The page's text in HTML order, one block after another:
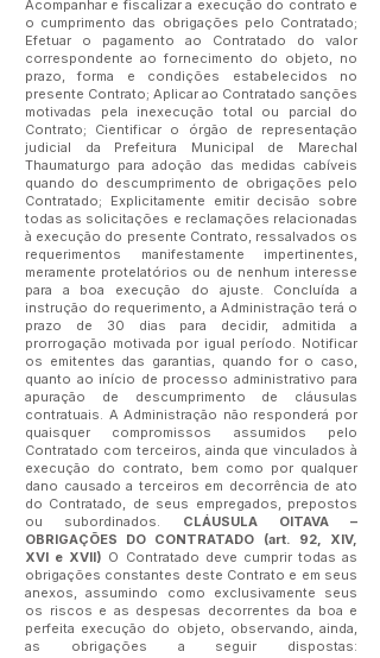
Acompanhar e fiscalizar a execução do contrato e
o cumprimento das obrigações pelo Contratado;
Efetuar o pagamento ao Contratado do valor
correspondente ao fornecimento do objeto, no
prazo, forma e condições estabelecidos no
presente Contrato; Aplicar ao Contratado sanções
motivadas pela inexecução total ou parcial do
Contrato; Cientificar o órgão de representação
judicial da Prefeitura Municipal de Marechal
Thaumaturgo para adoção das medidas cabíveis
quando do descumprimento de obrigações pelo
Contratado; Explicitamente emitir decisão sobre
todas as solicitações e reclamações relacionadas
à execução do presente Contrato, ressalvados os
requerimentos manifestamente impertinentes,
meramente protelatórios ou de nenhum interesse
para a boa execução do ajuste. Concluída a
instrução do requerimento, a Administração terá o
prazo de 30 dias para decidir, admitida a
prorrogação motivada por igual período. Notificar
os emitentes das garantias, quando for o caso,
quanto ao início de processo administrativo para
apuração de descumprimento de cláusulas
contratuais. A Administração não responderá por
quaisquer compromissos assumidos pelo
Contratado com terceiros, ainda que vinculados à
execução do contrato, bem como por qualquer
dano causado a terceiros em decorrência de ato
do Contratado, de seus empregados, prepostos
ou subordinados.
CLÁUSULA OITAVA –
OBRIGAÇÕES DO CONTRATADO (art. 92, XIV,
XVI e XVII) O Contratado deve cumprir todas as
obrigações constantes deste Contrato e em seus
anexos, assumindo como exclusivamente seus
os riscos e as despesas decorrentes da boa e
perfeita execução do objeto, observando, ainda,
as obrigações a seguir dispostas: